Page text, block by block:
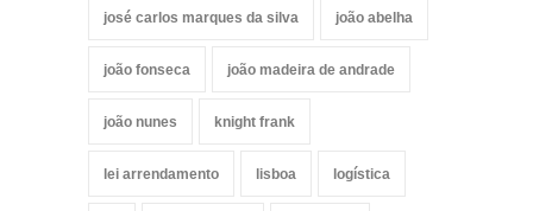
josé carlos marques da silva joão abelha
joão fonseca joão madeira de andrade
joão nunes knight frank
lei arrendamento lisboa logística